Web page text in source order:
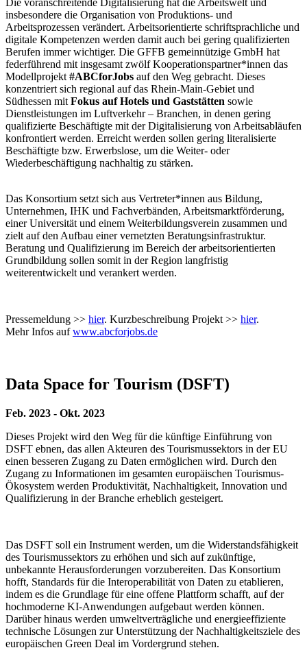
Die voranschreitende Digitalisierung hat die Arbeitswelt und
insbesondere die Organisation von Produktions- und
Arbeitsprozessen verändert. Arbeitsorientierte schriftsprachliche und
digitale Kompetenzen werden damit auch bei gering qualifizierten
Berufen immer wichtiger. Die GFFB gemeinnützige GmbH hat
federführend mit insgesamt zwölf Kooperationspartner*innen das
Modellprojekt #ABCforJobs auf den Weg gebracht. Dieses
konzentriert sich regional auf das Rhein-Main-Gebiet und
Südhessen mit Fokus auf Hotels und Gaststätten sowie
Dienstleistungen im Luftverkehr – Branchen, in denen gering
qualifizierte Beschäftigte mit der Digitalisierung von Arbeitsabläufen
konfrontiert werden. Erreicht werden sollen gering literalisierte
Beschäftigte bzw. Erwerbslose, um die Weiter- oder
Wiederbeschäftigung nachhaltig zu stärken.
Das Konsortium setzt sich aus Vertreter*innen aus Bildung,
Unternehmen, IHK und Fachverbänden, Arbeitsmarktförderung,
einer Universität und einem Weiterbildungsverein zusammen und
zielt auf den Aufbau einer vernetzten Beratungsinfrastruktur.
Beratung und Qualifizierung im Bereich der arbeitsorientierten
Grundbildung sollen somit in der Region langfristig
weiterentwickelt und verankert werden.
Pressemeldung >> hier. Kurzbeschreibung Projekt >> hier.
Mehr Infos aufwww.abcforjobs.de
Data Space for Tourism (DSFT)
Feb. 2023 - Okt. 2023
Dieses Projekt wird den Weg für die künftige Einführung von
DSFT ebnen, das allen Akteuren des Tourismussektors in der EU
einen besseren Zugang zu Daten ermöglichen wird. Durch den
Zugang zu Informationen im gesamten europäischen Tourismus-
Ökosystem werden Produktivität, Nachhaltigkeit, Innovation und
Qualifizierung in der Branche erheblich gesteigert.
Das DSFT soll ein Instrument werden, um die Widerstandsfähigkeit
des Tourismussektors zu erhöhen und sich auf zukünftige,
unbekannte Herausforderungen vorzubereiten. Das Konsortium
hofft, Standards für die Interoperabilität von Daten zu etablieren,
indem es die Grundlage für eine offene Plattform schafft, auf der
hochmoderne KI-Anwendungen aufgebaut werden können.
Darüber hinaus werden umweltverträgliche und energieeffiziente
technische Lösungen zur Unterstützung der Nachhaltigkeitsziele des
europäischen Green Deal im Vordergrund stehen.